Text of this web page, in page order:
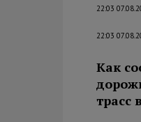
22:03
22:03
Как
трасс